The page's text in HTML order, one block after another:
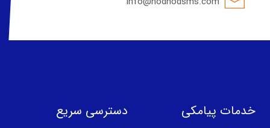
خدمات پیامکی دسترسی سریع